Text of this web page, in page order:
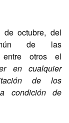
octubre, del
de las
entre otros el
en cualquier
de los
condición de